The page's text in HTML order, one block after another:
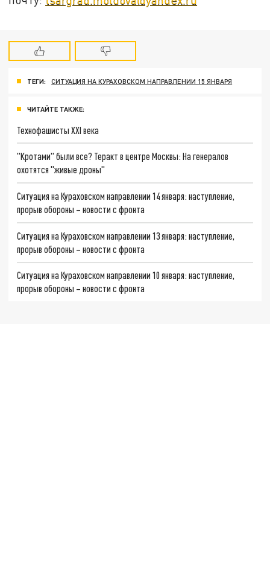
ТЕГИ: СИТУАЦИЯ НА КУРАХОВСКОМ НАПРАВЛЕНИИ 15 ЯНВАРЯ
ЧИТАЙТЕ ТАКЖЕ:
Технофашисты XXI века
"Кротами" были все? Теракт в центре Москвы: На генералов
охотятся "живые дроны"
Ситуация на Кураховском направлении 14 января: наступление,
прорыв обороны – новости с фронта
Ситуация на Кураховском направлении 13 января: наступление,
прорыв обороны – новости с фронта
Ситуация на Кураховском направлении 10 января: наступление,
прорыв обороны – новости с фронта